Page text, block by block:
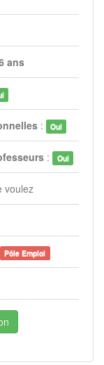
ans
: Oui
: Oui
voulez
Pôle Emploi